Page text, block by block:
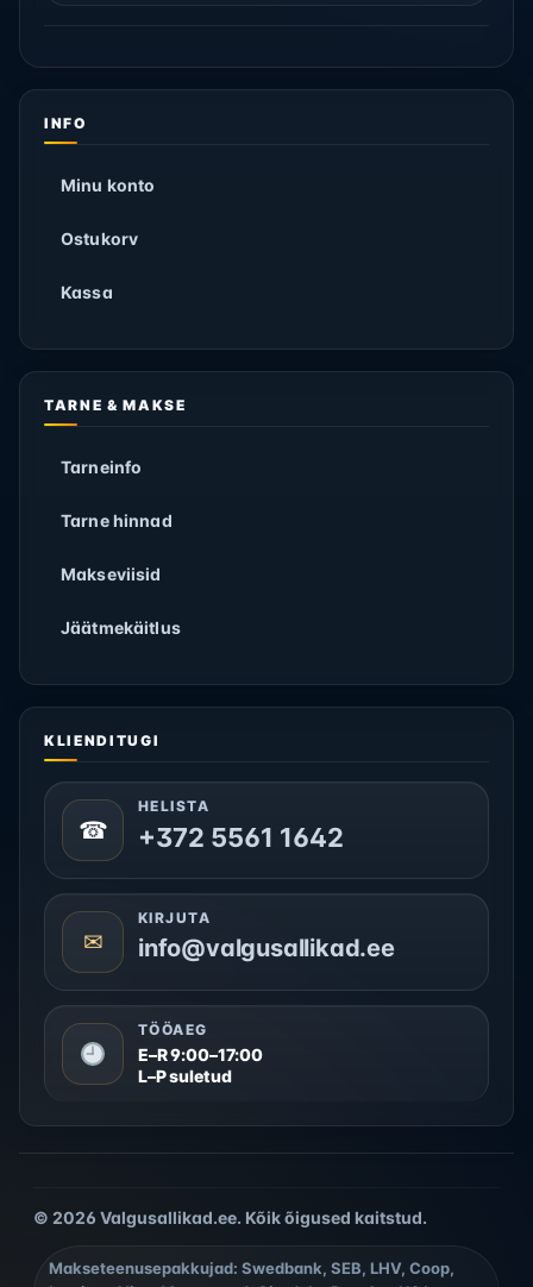
INFO
Minu konto
Ostukorv
Kassa
TARNE & MAKSE
Tarneinfo
Tarne hinnad
Makseviisid
Jäätmekäitlus
KLIENDITUGI
☎
HELISTA
+372 5561 1642
✉
KIRJUTA
info@valgusallikad.ee
TÖÖAEG
E–R 9:00–17:00
L–P suletud
© 2026 Valgusallikad.ee. Kõik õigused kaitstud.
Makseteenusepakkujad: Swedbank, SEB, LHV, Coop,